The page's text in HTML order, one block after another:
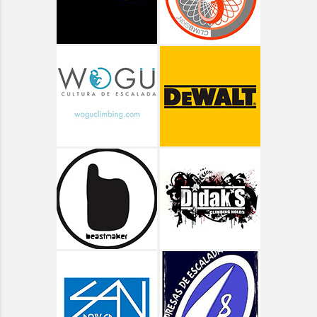
Aragón - Ordesa ruta de las Cascadas
Aragón - Pico Arriel
Aragón - Valle de Bujaruelo
Aragón - Valle de Ordiso
Aragón - Vías Clásicas
Arbolí Bloque
Asturias
Asturias - Circular Lagos de Covadonga
Asturias - Oriente - Carbes
Asturias - Oriente - Cuevas del Mar
Asturias - Oriente - Las Cabadas